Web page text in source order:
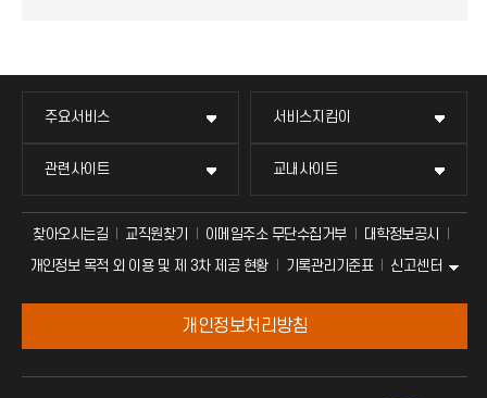
주요서비스 서비스지킴이
관련사이트 교내사이트
찾아오시는길 교직원찾기 이메일주소 무단수집거부
대학정보공시
개인정보 목적 외 이용 및 제 3차 제공 현황
기록관리기준표 신고센터
개인정보처리방침